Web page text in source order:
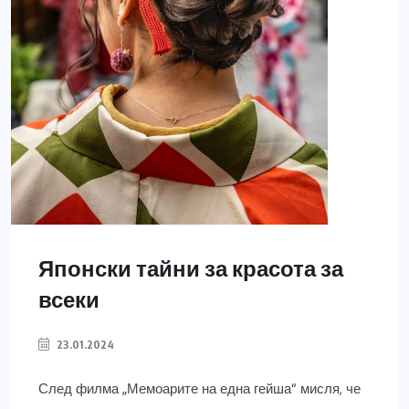
Японски тайни за красота за
всеки
23.01.2024
След филма „Мемоарите на една гейша“ мисля, че